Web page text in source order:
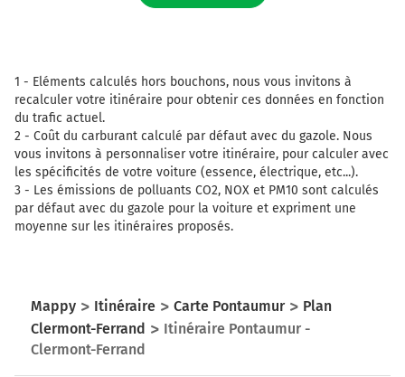
1 - Eléments calculés hors bouchons, nous vous invitons à
recalculer votre itinéraire pour obtenir ces données en fonction
du trafic actuel.
2 - Coût du carburant calculé par défaut avec du gazole. Nous
vous invitons à personnaliser votre itinéraire, pour calculer avec
les spécificités de votre voiture (essence, électrique, etc...).
3 - Les émissions de polluants CO2, NOX et PM10 sont calculés
par défaut avec du gazole pour la voiture et expriment une
moyenne sur les itinéraires proposés.
Mappy Itinéraire Carte Pontaumur
Plan
Clermont-Ferrand
Itinéraire Pontaumur -
Clermont-Ferrand